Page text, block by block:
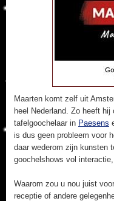
Maarten komt zelf uit
heel Nederland. Zo heeft
tafelgoochelaar in Paesens
is dus geen probleem voor
daar wederom zijn kunsten
goochelshows vol
Waarom zou u nou juist
receptie of andere